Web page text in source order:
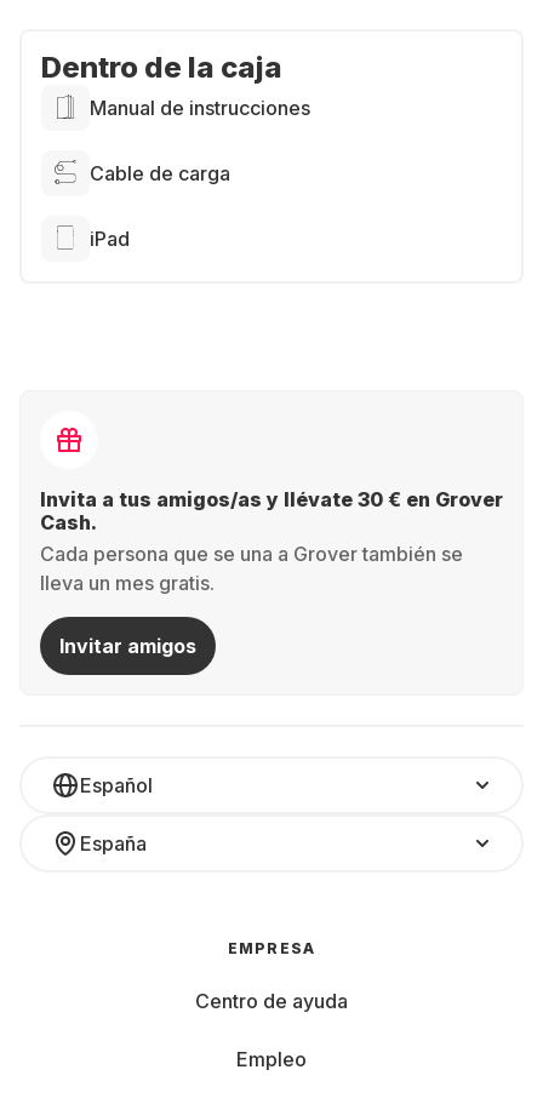
Dentro de la caja
Manual de instrucciones
Cable de carga
iPad
Invita a tus amigos/as y llévate 30 € en Grover
Cash.
Cada persona que se una a Grover también se
lleva un mes gratis.
Invitar amigos
Español
España
EMPRESA
Centro de ayuda
Empleo